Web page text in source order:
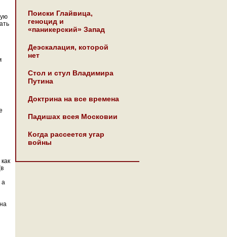
а
Поиски Глайвица,
геноцид и
«паникерский» Запад
Деэскалация, которой
нет
Стол и стул Владимира
Путина
Доктрина на все времена
Падишах всея Московии
Когда рассеется угар
войны